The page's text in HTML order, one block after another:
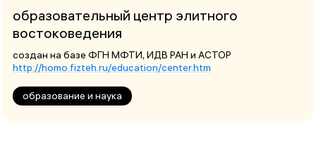
образовательный центр элитного
востоковедения
создан на базе ФГН МФТИ, ИДВ РАН и АСТОР
http://homo.fizteh.ru/education/center.htm
образование и наука